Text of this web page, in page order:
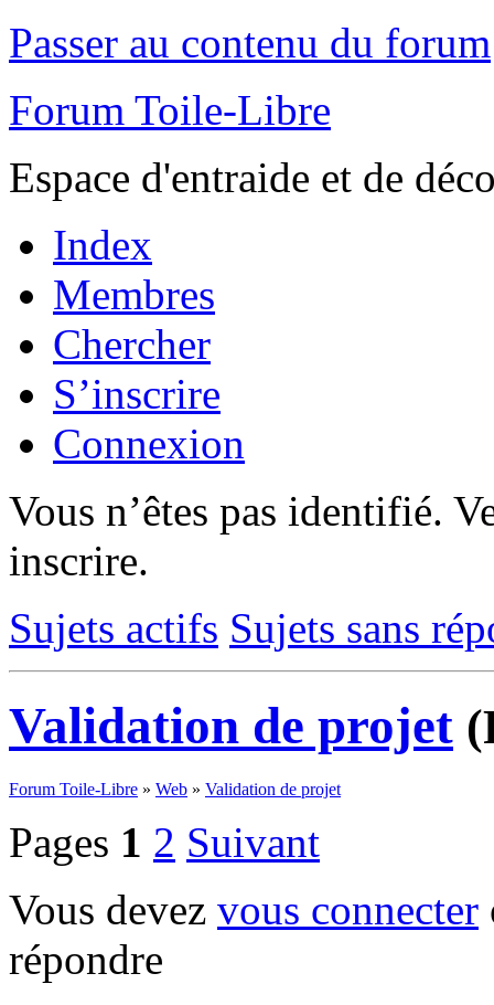
Passer au contenu du forum
Forum Toile-Libre
Espace d'entraide et de
Index
Membres
Chercher
S’inscrire
Connexion
Vous n’êtes pas identifié.
inscrire.
Sujets actifs Sujets sans
Validation de projet
Forum Toile-Libre » Web » Validation de projet
Pages 1 2 Suivant
Vous devez vous connecter
répondre